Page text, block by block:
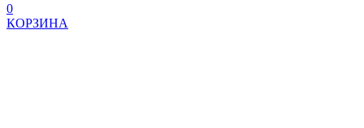
0
КОРЗИНА